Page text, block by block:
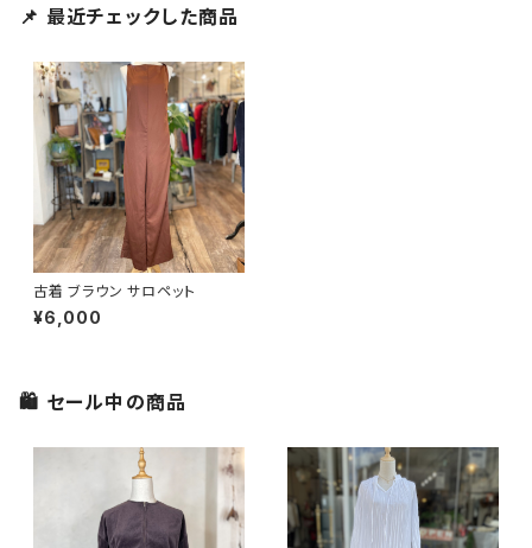
📌 最近チェックした商品
古着 ブラウン サロペット
¥6,000
🛍 セール中の商品